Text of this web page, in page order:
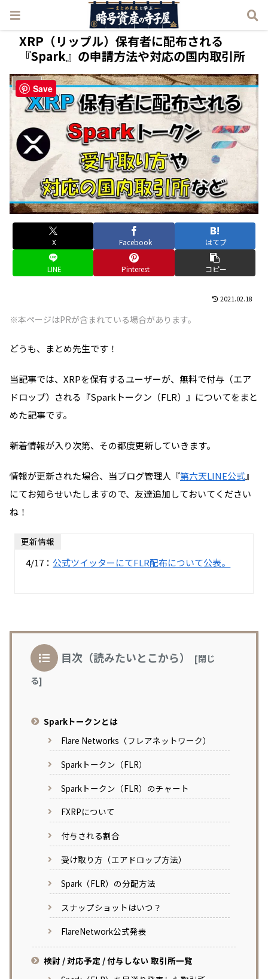
XRP（リップル）保有者に配布される
『Spark』の申請方法や対応の国内取引所
暗号資産
X Facebook はてブ
LINE Pinterest コピー
2021.02.18
※本ページはPRが含まれている場合があります。
どうも、まとめ先生です！
当記事では、XRPを保有するユーザーが、無料で付与（エア
ドロップ）される『Sparkトークン（FLR）』についてをまと
めた記事です。
新着情報が入り次第、その都度更新していきます。
情報が更新された場合、当ブログ管理人『第六天LINE公式』
にてお知らせいたしますので、友達追加しておいてください
ね！
更新情報
4/17： 公式ツイッターにてFLR配布について公表。
目次（読みたいとこから）
Sparkトークンとは
Flare Networks（フレアネットワーク）
Sparkトークン（FLR）
Sparkトークン（FLR）のチャート
FXRPについて
付与される割合
受け取り方（エアドロップ方法）
Spark（FLR）の分配方法
スナップショットはいつ？
FlareNetwork公式発表
検討 / 対応予定 / 付与しない 取引所一覧
Save